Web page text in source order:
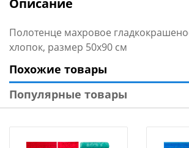
Описание
Полотенце махровое
хлопок, размер 50х90 см
Похожие товары
Популярные товары